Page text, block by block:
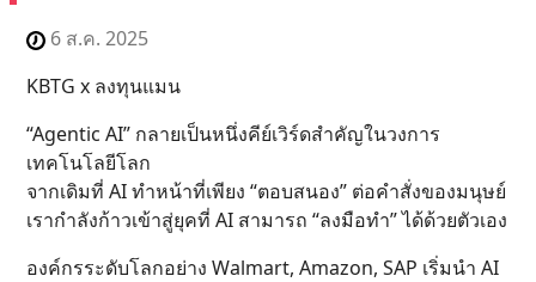
6 ส.ค. 2025
KBTG x ลงทุนแมน
“Agentic AI” กลายเป็นหนึ่งคีย์เวิร์ดสำคัญในวงการ
เทคโนโลยีโลก
จากเดิมที่ AI ทำหน้าที่เพียง “ตอบสนอง” ต่อคำสั่งของมนุษย์
เรากำลังก้าวเข้าสู่ยุคที่ AI สามารถ “ลงมือทำ” ได้ด้วยตัวเอง
องค์กรระดับโลกอย่าง Walmart, Amazon, SAP เริ่มนำ AI